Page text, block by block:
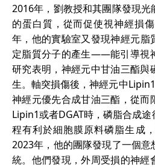
2016年，劉教授和其團隊發現光
的蛋白質，從而促使視神經損
年，他的實驗室又發現神經元
定脂質分子的產生——能引導視
研究表明，神經元中甘油三酯與
生。軸突損傷後，神經元中
神經元優先合成甘油三酯，從而
Lipin1或者DGAT時，磷脂合成
程有利於細胞膜原料磷脂生成
2023年，他的團隊發現了一個
統。他們發現，外周受損的神經